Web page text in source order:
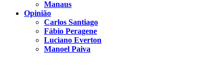
Manaus
Opinião
Carlos Santiago
Fábio Peragene
Luciano Everton
Manoel Paiva